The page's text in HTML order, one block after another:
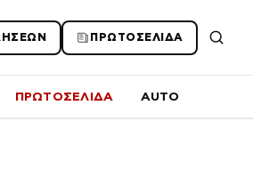
ΠΡΩΤΟΣΕΛΙΔΑ
ΠΡΩΤΟΣΕΛΙΔΑ AUTO